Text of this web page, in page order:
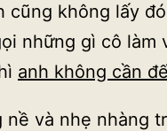
cũng không lấy
những gì cô làm
anh không cần
nề và nhẹ nhàng